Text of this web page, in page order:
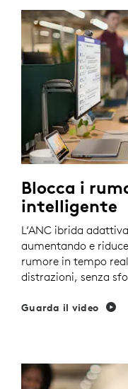
Blocca i
intelligente
L’ANC ibrida
aumentando e
rumore in tempo
distrazioni, senza
Guarda il video